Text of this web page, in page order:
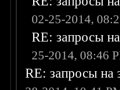
02-25-2014,
RE: запросы
25-2014, 08:46
RE: запросы на